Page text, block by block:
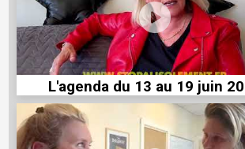
L'agenda du 13 au 19 juin